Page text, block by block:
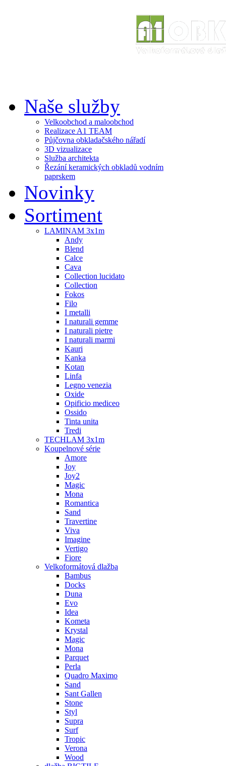
Naše služby
Velkoobchod a maloobchod
Realizace A1 TEAM
Půjčovna obkladačského nářadí
3D vizualizace
Služba architekta
Řezání keramických obkladů vodním
paprskem
Novinky
Sortiment
LAMINAM 3x1m
Andy
Blend
Calce
Cava
Collection lucidato
Collection
Fokos
Filo
I metalli
I naturali gemme
I naturali pietre
I naturali marmi
Kauri
Kanka
Kotan
Linfa
Legno venezia
Oxide
Opificio mediceo
Ossido
Tinta unita
Tredi
TECHLAM 3x1m
Koupelnové série
Amore
Joy
Joy2
Magic
Mona
Romantica
Sand
Travertine
Viva
Imagine
Vertigo
Fiore
Velkoformátová dlažba
Bambus
Docks
Duna
Evo
Idea
Kometa
Krystal
Magic
Mona
Parquet
Perla
Quadro Maximo
Sand
Sant Gallen
Stone
Styl
Supra
Surf
Tropic
Verona
Wood